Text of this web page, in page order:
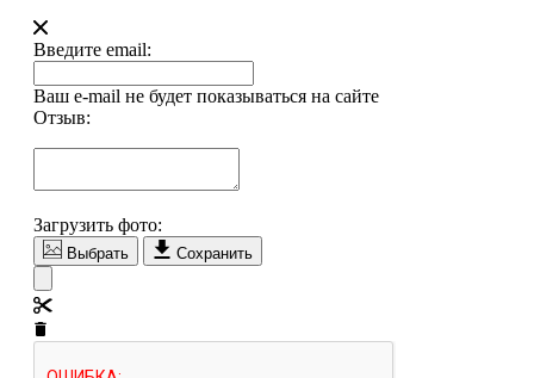
Введите email:
Ваш e-mail не будет показываться на сайте
Отзыв:
Загрузить фото:
Выбрать Сохранить